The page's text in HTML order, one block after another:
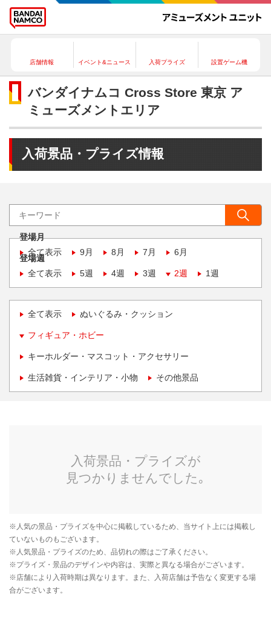
店舗情報 イベント&ニュース 入荷プライズ 設置ゲーム機
バンダイナムコ Cross Store 東京 ア
ミューズメントエリア
入荷景品・プライズ情報
登場月
全て表示
9月 8月 7月 6月
登場週
全て表示
5週 4週 3週 2週 1週
全て表示 ぬいぐるみ・クッション
フィギュア・ホビー
キーホルダー・マスコット・アクセサリー
生活雑貨・インテリア・小物 その他景品